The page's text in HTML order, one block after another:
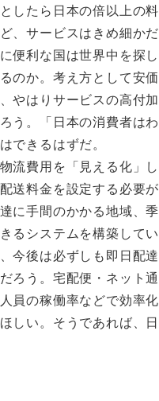
したら日本の倍以上の
、サービスはきめ細か
利な国は世界中を探し
のか。考え方として安
やはりサービスの高付
う。「日本の消費者は
できるはずだ。
流費用を「見える化」
送料金を設定する必要
手間のかかる地域、
るシステムを構築して
今後は必ずしも即日配
ろう。宅配便・ネット
員の稼働率などで効率
しい。そうであれば、